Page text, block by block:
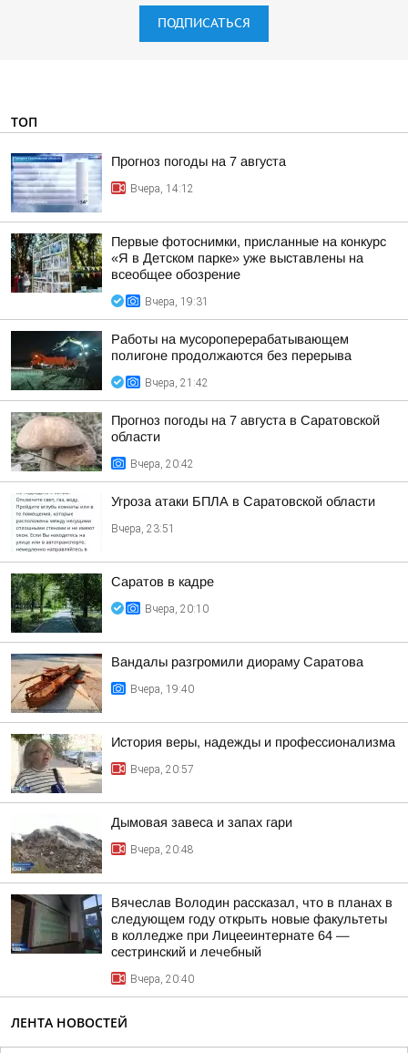
ПОДПИСАТЬСЯ
ТОП
Прогноз погоды на 7 августа
Вчера, 14:12
Первые фотоснимки, присланные на конкурс
«Я в Детском парке» уже выставлены на
всеобщее обозрение
Вчера, 19:31
Работы на мусороперерабатывающем
полигоне продолжаются без перерыва
Вчера, 21:42
Прогноз погоды на 7 августа в Саратовской
области
Вчера, 20:42
Угроза атаки БПЛА в Саратовской области
Вчера, 23:51
Саратов в кадре
Вчера, 20:10
Вандалы разгромили диораму Саратова
Вчера, 19:40
История веры, надежды и профессионализма
Вчера, 20:57
Дымовая завеса и запах гари
Вчера, 20:48
Вячеслав Володин рассказал, что в планах в
следующем году открыть новые факультеты
в колледже при Лицееинтернате 64 —
сестринский и лечебный
Вчера, 20:40
ЛЕНТА НОВОСТЕЙ